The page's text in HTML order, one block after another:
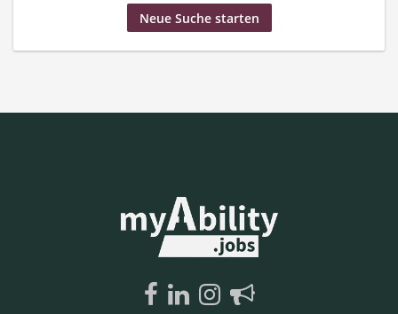
Neue Suche starten